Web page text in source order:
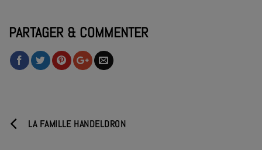
PARTAGER & COMMENTER
LA FAMILLE HANDELDRON